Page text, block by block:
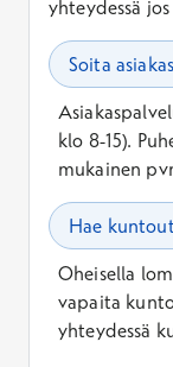
yhteydessä
Soita
klo 8-15).
mukainen
Hae
Oheisella
vapaita
yhteydessä